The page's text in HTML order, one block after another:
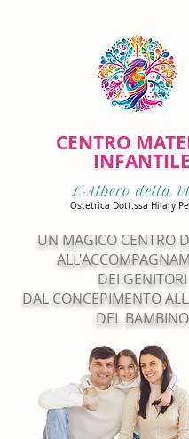
CENTRO
INFANTILE
UN MAGICO CENTRO
DEI GENITORI
DAL CONCEPIMENTO
DEL BAMBINO
Ostetrica Dott.ssa Hilary